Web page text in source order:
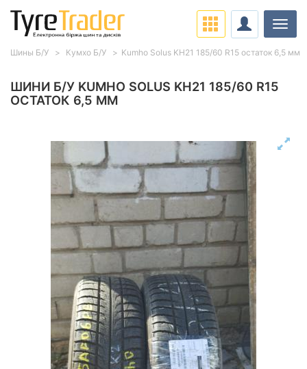
ШИНИ Б/У KUMHO SOLUS KH21 185/60 R15
ОСТАТОК 6,5 ММ
Шины Б/У Кумхо Б/У Kumho Solus KH21 185/60 R15 остаток 6,5 мм